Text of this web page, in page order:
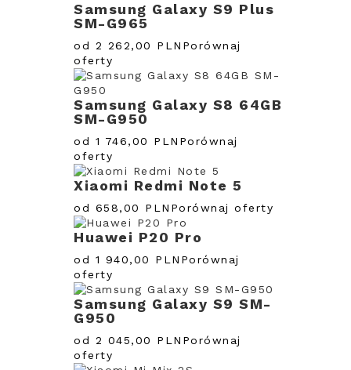
Samsung Galaxy S9 Plus
SM-G965
od 2 262,00 PLN Porównaj
oferty
Samsung Galaxy S8 64GB
SM-G950
od 1 746,00 PLN Porównaj
oferty
Xiaomi Redmi Note 5
od 658,00 PLN Porównaj oferty
Huawei P20 Pro
od 1 940,00 PLN Porównaj
oferty
Samsung Galaxy S9 SM-
G950
od 2 045,00 PLN Porównaj
oferty